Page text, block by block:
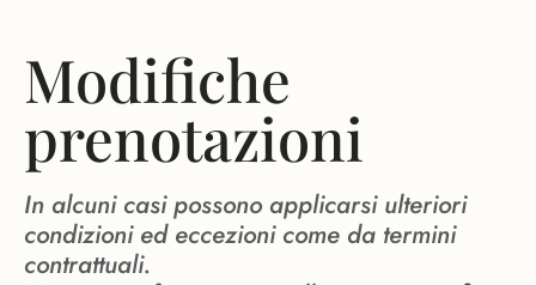
Modifiche
prenotazioni
In alcuni casi possono applicarsi ulteriori
condizioni ed eccezioni come da termini
contrattuali.